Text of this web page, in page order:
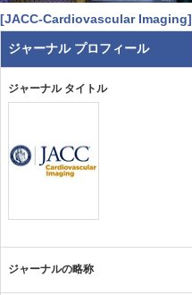
[JACC-Cardiovascular Imaging]
ジャーナル プロフィール
ジャーナル タイトル
ジャーナルの略称